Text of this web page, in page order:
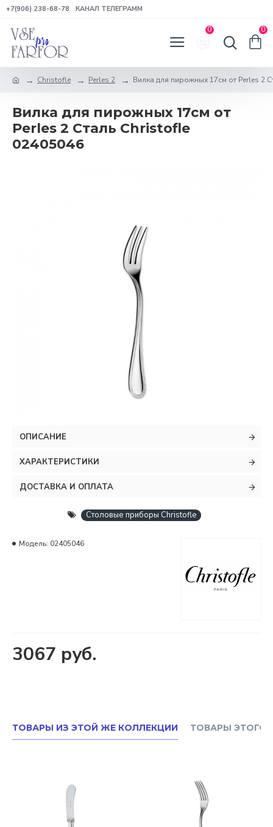
+7(906) 238-68-78 КАНАЛ ТЕЛЕГРАММ
0 0
Christofle Perles 2 Вилка для пирожных 17см от Perles 2
Вилка для пирожных 17см от
Perles 2 Сталь Christofle
02405046
ОПИСАНИЕ
ХАРАКТЕРИСТИКИ
ДОСТАВКА И ОПЛАТА
Столовые приборы Christofle
3067 руб.
Модель: 02405046
ТОВАРЫ ИЗ ЭТОЙ ЖЕ КОЛЛЕКЦИИ ТОВАРЫ ЭТОГО